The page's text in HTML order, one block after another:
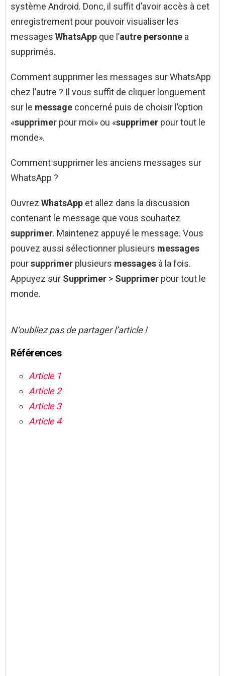
système Android. Donc, il suffit d’avoir accès à cet
enregistrement pour pouvoir visualiser les
messages WhatsApp que l’autre personne a
supprimés.
Comment supprimer les messages sur WhatsApp
chez l’autre ? Il vous suffit de cliquer longuement
sur le message concerné puis de choisir l’option
«supprimer pour moi» ou «supprimer pour tout le
monde».
Comment supprimer les anciens messages sur
WhatsApp ?
Ouvrez WhatsApp et allez dans la discussion
contenant le message que vous souhaitez
supprimer. Maintenez appuyé le message. Vous
pouvez aussi sélectionner plusieurs messages
poursupprimer plusieurs messages à la fois.
Appuyez sur Supprimer > Supprimer pour tout le
monde.
N’oubliez pas de partager l’article !
Références
Article 1
Article 2
Article 3
Article 4